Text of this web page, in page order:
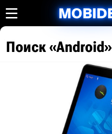
Поиск «Android»